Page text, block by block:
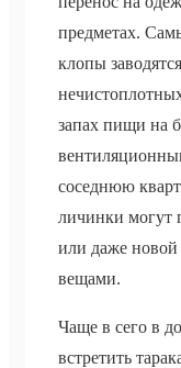
предметах.
клопы
запах пищи на
соседнюю
личинки могут
или даже
вещами.
Чаще в сего в
встретить